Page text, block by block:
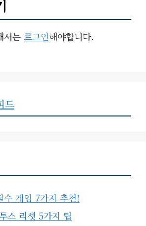
서는 로그인해야합니다.
드
수 게임 7가지 추천!
스 리셋 5가지 팁